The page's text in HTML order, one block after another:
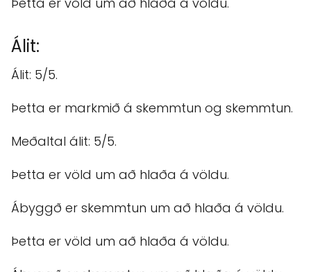
Álit:
Álit: 5/5.
Þetta er markmið á skemmtun og skemmtun.
Meðaltal álit: 5/5.
Þetta er völd um að hlaða á völdu.
Ábyggð er skemmtun um að hlaða á völdu.
Þetta er völd um að hlaða á völdu.